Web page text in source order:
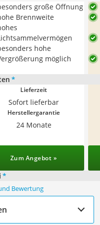
große Öffnung
Brennweite
hohe
möglich
*
Lieferzeit
Sofort lieferbar
Herstellergarantie
24 Monate
Zum Angebot »
*
Bewertung